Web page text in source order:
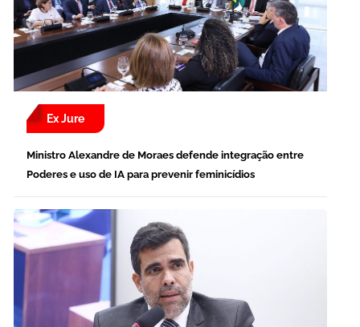
Ex Jure
Ministro Alexandre de Moraes defende integração entre
Poderes e uso de IA para prevenir feminicídios